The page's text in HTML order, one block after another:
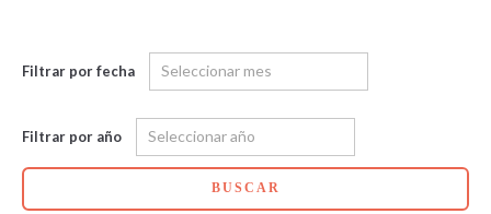
Filtrar por fecha
Filtrar por año
BUSCAR